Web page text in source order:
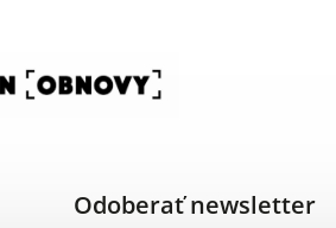
Odoberať newsletter